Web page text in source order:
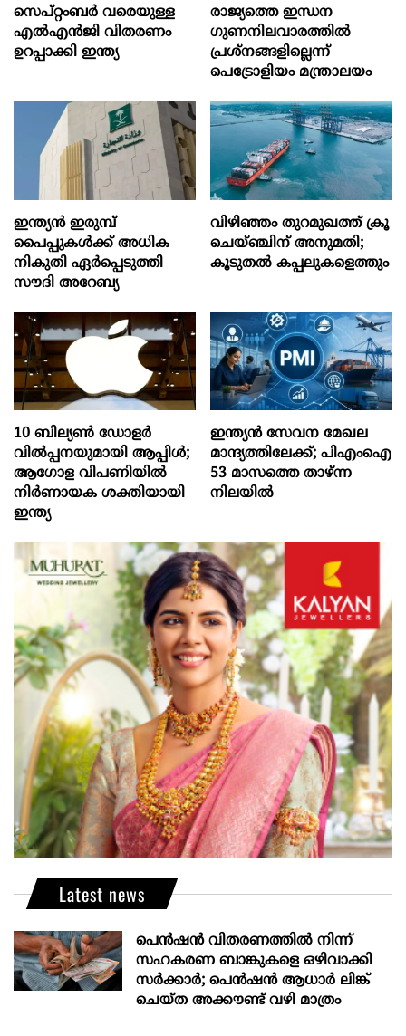
സെപ്റ്റംബർ വരെയുള്ള
എൽഎൻജി വിതരണം
ഉറപ്പാക്കി ഇന്ത്യ
രാജ്യത്തെ ഇന്ധന
ഗുണനിലവാരത്തില്‍
പ്രശ്‌നങ്ങളില്ലെന്ന്
പെട്രോളിയം മന്ത്രാലയം
ഇന്ത്യൻ ഇരുമ്പ്
പൈപ്പുകൾക്ക് അധിക
നികുതി ഏർപ്പെടുത്തി
സൗദി അറേബ്യ
വിഴിഞ്ഞം തുറമുഖത്ത് ക്രൂ
ചെയ്ഞ്ചിന് അനുമതി;
കൂടുതൽ കപ്പലുകളെത്തും
10 ബില്യൺ ഡോളർ
വിൽപ്പനയുമായി ആപ്പിൾ;
ആഗോള വിപണിയിൽ
നിർണായക ശക്തിയായി
ഇന്ത്യ
ഇന്ത്യൻ സേവന മേഖല
മാന്ദ്യത്തിലേക്ക്; പിഎംഐ
53 മാസത്തെ താഴ്ന്ന
നിലയില്‍
Latest news
പെൻഷൻ വിതരണത്തിൽ നിന്ന്
സഹകരണ ബാങ്കുകളെ ഒഴിവാക്കി
സർക്കാർ; പെൻഷൻ ആധാർ‌ ലിങ്ക്
ചെയ്ത അക്കൗണ്ട് വഴി മാത്രം